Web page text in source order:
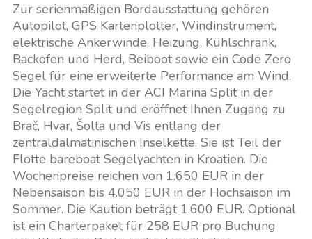
Zur serienmäßigen Bordausstattung gehören
Autopilot, GPS Kartenplotter, Windinstrument,
elektrische Ankerwinde, Heizung, Kühlschrank,
Backofen und Herd, Beiboot sowie ein Code Zero
Segel für eine erweiterte Performance am Wind.
Die Yacht startet in der ACI Marina Split in der
Segelregion Split und eröffnet Ihnen Zugang zu
Brač, Hvar, Šolta und Vis entlang der
zentraldalmatinischen Inselkette. Sie ist Teil der
Flotte bareboat Segelyachten in Kroatien. Die
Wochenpreise reichen von 1.650 EUR in der
Nebensaison bis 4.050 EUR in der Hochsaison im
Sommer. Die Kaution beträgt 1.600 EUR. Optional
ist ein Charterpaket für 258 EUR pro Buchung